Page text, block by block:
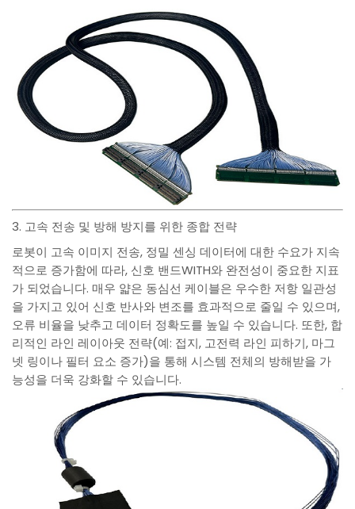
3. 고속 전송 및 방해 방지를 위한 종합 전략
로봇이 고속 이미지 전송, 정밀 센싱 데이터에 대한 수요가 지속
적으로 증가함에 따라, 신호 밴드WITH와 완전성이 중요한 지표
가 되었습니다. 매우 얇은 동심선 케이블은 우수한 저항 일관성
을 가지고 있어 신호 반사와 변조를 효과적으로 줄일 수 있으며,
오류 비율을 낮추고 데이터 정확도를 높일 수 있습니다. 또한, 합
리적인 라인 레이아웃 전략(예: 접지, 고전력 라인 피하기, 마그
넷 링이나 필터 요소 증가)을 통해 시스템 전체의 방해받을 가
능성을 더욱 강화할 수 있습니다.